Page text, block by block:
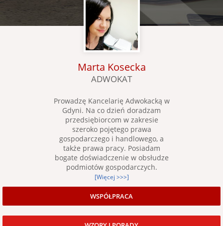
Marta Kosecka
ADWOKAT
Prowadzę Kancelarię Adwokacką w
Gdyni. Na co dzień doradzam
przedsiębiorcom w zakresie
szeroko pojętego prawa
gospodarczego i handlowego, a
także prawa pracy. Posiadam
bogate doświadczenie w obsłudze
podmiotów gospodarczych.
[Więcej >>>]
WSPÓŁPRACA